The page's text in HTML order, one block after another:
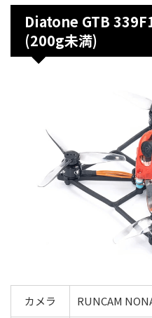
Diatone GTB
(200g未満)
カメラ RUNCAM